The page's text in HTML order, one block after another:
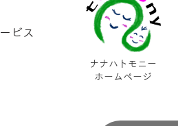
ビス
​ナナハトモニー
ホームページ